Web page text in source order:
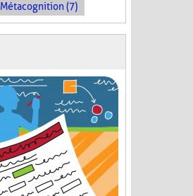
Métacognition (7)